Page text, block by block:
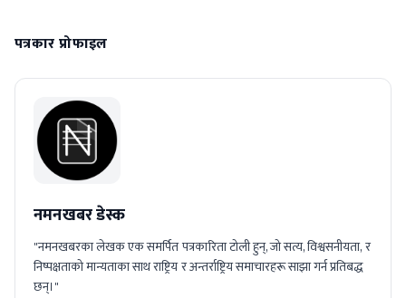
पत्रकार प्रोफाइल
नमनखबर डेस्क
"नमनखबरका लेखक एक समर्पित पत्रकारिता टोली हुन्, जो सत्य, विश्वसनीयता, र
निष्पक्षताको मान्यताका साथ राष्ट्रिय र अन्तर्राष्ट्रिय समाचारहरू साझा गर्न प्रतिबद्ध
छन्।"